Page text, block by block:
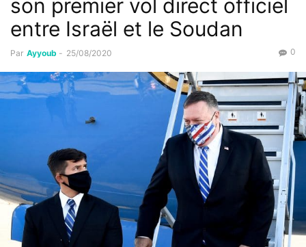
son premier vol direct officiel
entre Israël et le Soudan
Par Ayyoub - 25/08/2020 0